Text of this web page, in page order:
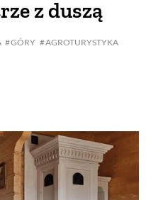
z duszą
GÓRY
AGROTURYSTYKA
DOM